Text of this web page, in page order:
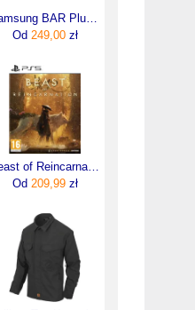
Od 249,00zł
Od 209,99zł